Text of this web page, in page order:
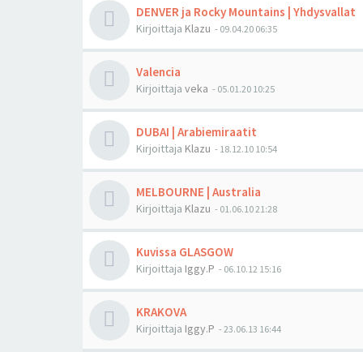
DENVER ja Rocky Mountains | Yhdysvallat
Kirjoittaja Klazu - 09.04.20 06:35
Valencia
Kirjoittaja veka - 05.01.20 10:25
DUBAI | Arabiemiraatit
Kirjoittaja Klazu - 18.12.10 10:54
MELBOURNE | Australia
Kirjoittaja Klazu - 01.06.10 21:28
Kuvissa GLASGOW
Kirjoittaja Iggy.P - 06.10.12 15:16
KRAKOVA
Kirjoittaja Iggy.P - 23.06.13 16:44